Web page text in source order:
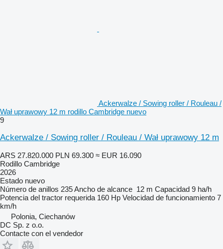
Ackerwalze / Sowing roller / Rouleau /
Wał uprawowy 12 m rodillo Cambridge nuevo
9
Ackerwalze / Sowing roller / Rouleau / Wał uprawowy 12 m
ARS 27.820.000 PLN 69.300 ≈ EUR 16.090
Rodillo Cambridge
2026
Estado nuevo
Número de anillos 235Ancho de alcance 12 m Capacidad 9 ha/h
Potencia del tractor requerida 160 Hp Velocidad de funcionamiento 7
km/h
Polonia, Ciechanów
DC Sp. z o.o.
Contacte con el vendedor